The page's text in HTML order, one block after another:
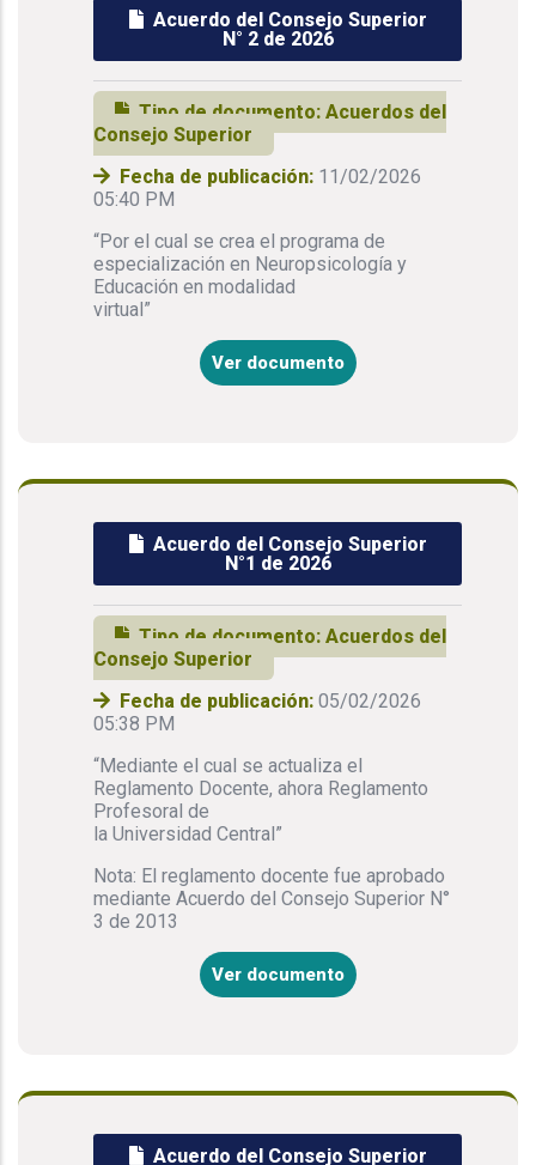
Acuerdo del Consejo Superior
N° 2 de 2026
Tipo de documento: Acuerdos del
Consejo Superior
Fecha de publicación: 11/02/2026
05:40 PM
“Por el cual se crea el programa de
especialización en Neuropsicología y
Educación en modalidad
virtual”
Ver documento
Acuerdo del Consejo Superior
N°1 de 2026
Tipo de documento: Acuerdos del
Consejo Superior
Fecha de publicación: 05/02/2026
05:38 PM
“Mediante el cual se actualiza el
Reglamento Docente, ahora Reglamento
Profesoral de
la Universidad Central”
Nota: El reglamento docente fue aprobado
mediante Acuerdo del Consejo Superior N°
3 de 2013
Ver documento
Acuerdo del Consejo Superior